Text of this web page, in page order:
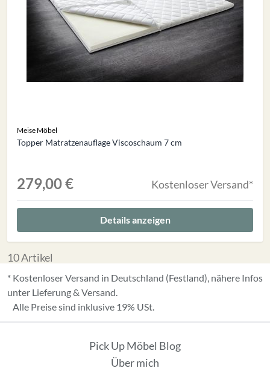
Meise Möbel
Topper Matratzenauflage Viscoschaum 7 cm
279,00 € Kostenloser Versand*
Details anzeigen
10Artikel
* Kostenloser Versand in Deutschland (Festland), nähere Infos
unter Lieferung & Versand.
Alle Preise sind inklusive 19% USt.
Pick Up Möbel Blog
Über mich